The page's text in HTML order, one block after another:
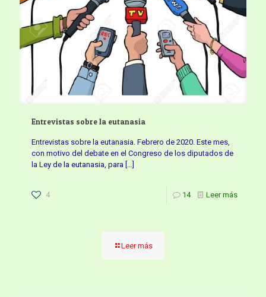
Entrevistas sobre la eutanasia
Entrevistas sobre la eutanasia. Febrero de 2020. Este mes,
con motivo del debate en el Congreso de los diputados de
la Ley de la eutanasia, para […]
4 14 Leer más
Leer más